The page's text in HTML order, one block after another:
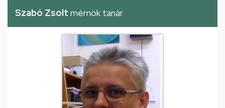
Szabó Zsolt mérnök tanár